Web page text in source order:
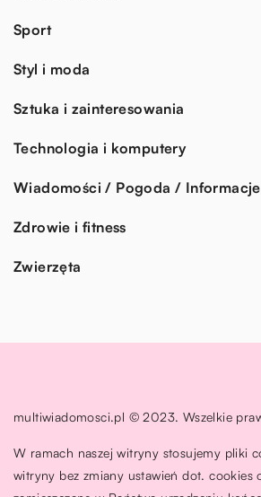
Sport
Styl i moda
Sztuka i zainteresowania
Technologia i komputery
Wiadomości / Pogoda / Informacje
Zdrowie i fitness
Zwierzęta
multiwiadomosci.pl © 2023. Wszelkie
W ramach naszej witryny stosujemy pliki
witryny bez zmiany ustawień dot. cookies